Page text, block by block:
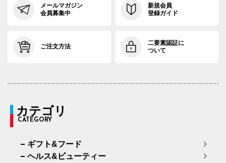
メールマガジン
会員募集中
新規会員
登録ガイド
ご注文方法
二要素認証に
ついて
カテゴリ
CATEGORY
ギフト&フード
ヘルス&ビューティー